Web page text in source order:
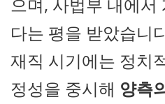
으며, 사법부 내에서
다는 평을 받았습니
재직 시기에는 정치
정성을 중시해 양측